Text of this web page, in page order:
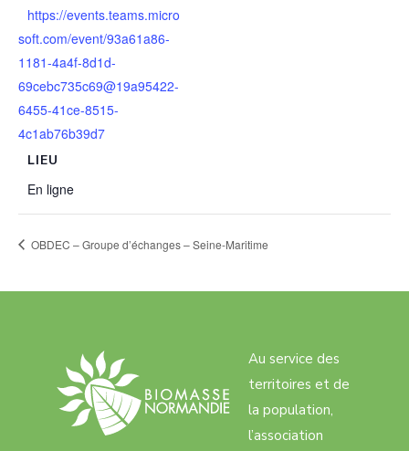
https://events.teams.micro
soft.com/event/93a61a86-
1181-4a4f-8d1d-
69cebc735c69@19a95422-
6455-41ce-8515-
4c1ab76b39d7
LIEU
En ligne
OBDEC – Groupe d’échanges – Seine-Maritime
Au service des
territoires et de
la population,
l’association